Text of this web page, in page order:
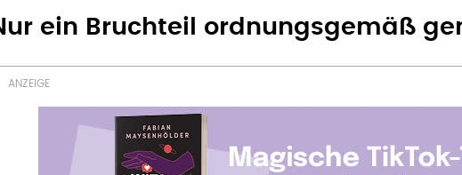
ein Bruchteil ordnungsgemäß